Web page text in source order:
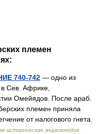
племен
740-742 — одно из
Сев. Африке,
Омейядов. После араб.
племен приняла
от налогового гнета.
историческая энциклопедия